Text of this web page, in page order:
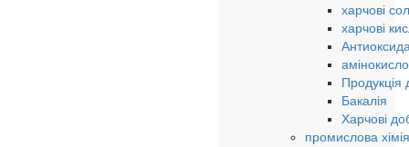
харчові
харчові
Продукція
Бакалія
Харчові
промислова хімія